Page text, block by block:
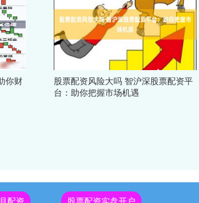
你财
股票配资风险大吗 智沪深股票配资平
台：助你把握市场机遇